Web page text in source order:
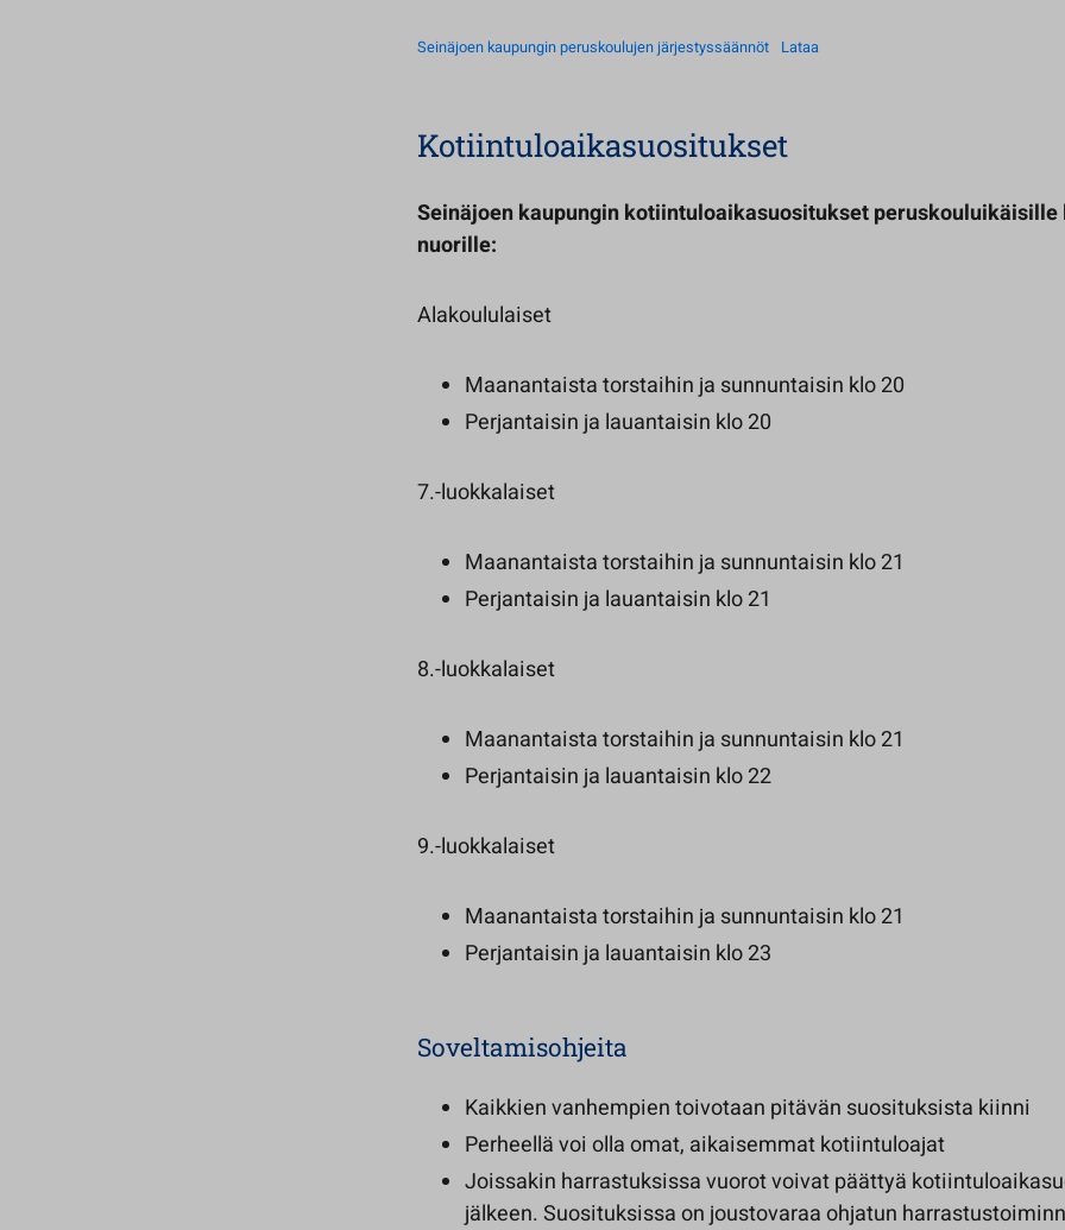
Seinäjoen kaupungin peruskoulujen järjestyssäännöt Lataa
Kotiintuloaikasuositukset
Seinäjoen kaupungin kotiintuloaikasuositukset peruskouluikäisille
nuorille:
Alakoululaiset
Maanantaista torstaihin ja sunnuntaisin klo 20
Perjantaisin ja lauantaisin klo 20
7.-luokkalaiset
Maanantaista torstaihin ja sunnuntaisin klo 21
Perjantaisin ja lauantaisin klo 21
8.-luokkalaiset
Maanantaista torstaihin ja sunnuntaisin klo 21
Perjantaisin ja lauantaisin klo 22
9.-luokkalaiset
Maanantaista torstaihin ja sunnuntaisin klo 21
Perjantaisin ja lauantaisin klo 23
Soveltamisohjeita
Kaikkien vanhempien toivotaan pitävän suosituksista kiinni
Perheellä voi olla omat, aikaisemmat kotiintuloajat
Joissakin harrastuksissa vuorot voivat päättyä
jälkeen. Suosituksissa on joustovaraa ohjatun